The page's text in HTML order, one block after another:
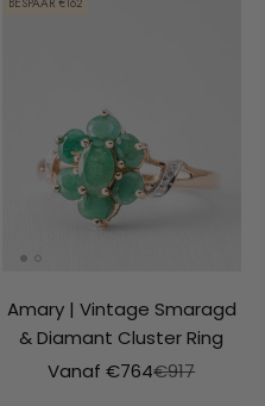
Amary | Vintage Smaragd
& Diamant Cluster Ring
Aanbiedingsprijs
Vanaf €764Normale
€917